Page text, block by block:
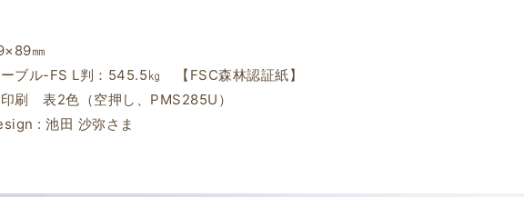
㎜
ブル-FS L判：545.5㎏ 【FSC森林認証紙】
刷 表2色（空押し、PMS285U）
: 池田 沙弥さま